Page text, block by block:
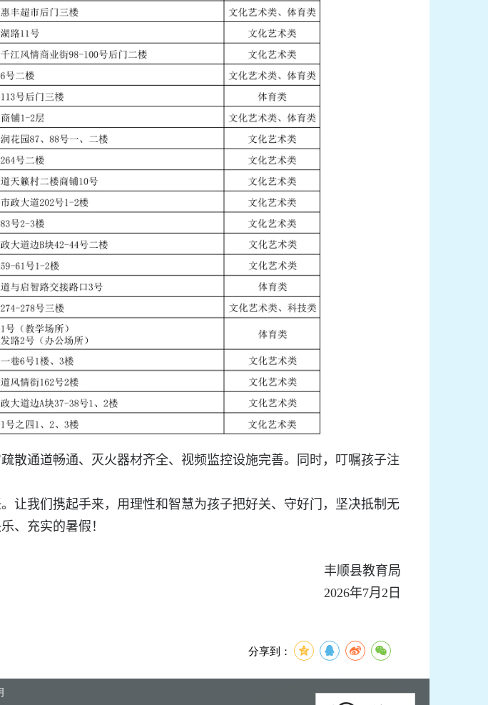
散通道畅通、灭火器材齐全、视频监控设施完善。同时，叮嘱孩子注
让我们携起手来，用理性和智慧为孩子把好关、守好门，坚决抵制无
、充实的暑假！
丰顺县教育局
2026年7月 2 日
分享到：